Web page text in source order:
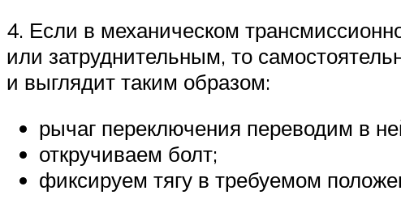
4. Если в механическом
или затруднительным, то
и выглядит таким образом:
рычаг переключения переводим в
откручиваем болт;
фиксируем тягу в требуемом